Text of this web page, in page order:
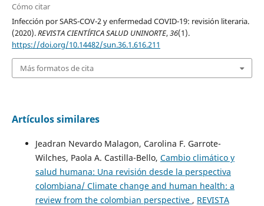
Cómo citar
Infección por SARS-COV-2 y enfermedad COVID-19: revisión literaria.
(2020).REVISTA CIENTÍFICA SALUD UNINORTE,36(1).
https://doi.org/10.14482/sun.36.1.616.211
Más formatos de cita
Artículos similares
Jeadran Nevardo Malagon, Carolina F. Garrote-
Wilches, Paola A. Castilla-Bello, Cambio climático y
salud humana: Una revisión desde la perspectiva
colombiana/ Climate change and human health: a
review from the colombian perspective , REVISTA